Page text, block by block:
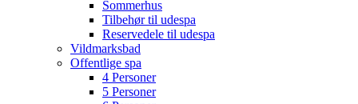
Sommerhus
Tilbehør til udespa
Reservedele til udespa
Vildmarksbad
Offentlige spa
4 Personer
5 Personer